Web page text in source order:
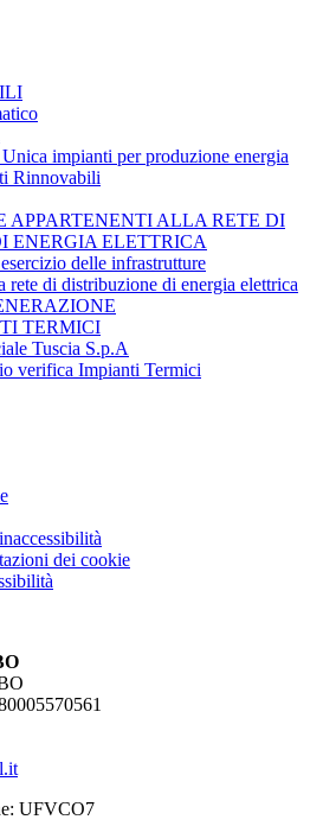
impianti per produzione energia
Rinnovabili
APPARTENENTI ALLA RETE DI
ENERGIA ELETTRICA
delle infrastrutture
rete di distribuzione di energia elettrica
TERMICI
Tuscia S.p.A
verifica Impianti Termici
dei cookie
UFVCO7